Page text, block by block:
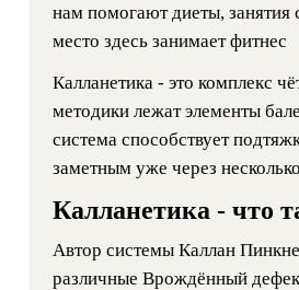
нам помогают диеты,
место здесь занимает фитнес
Калланетика - это комплекс
методики лежат элементы
система способствует
заметным уже через
Калланетика - что
Автор системы Каллан
различные Врождённый